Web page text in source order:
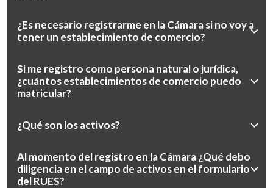
¿Es necesario registrarme en la Cámara si no voy a
tener un establecimiento de comercio?
Si me registro como persona natural o jurídica,
¿cuántos establecimientos de comercio puedo
matricular?
¿Qué son los activos?
Al momento del registro en la Cámara ¿Qué debo
diligencia en el campo de activos en el formulario
del RUES?